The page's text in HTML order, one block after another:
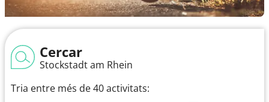
Cercar
Stockstadt am Rhein
Tria entre més de 40 activitats: